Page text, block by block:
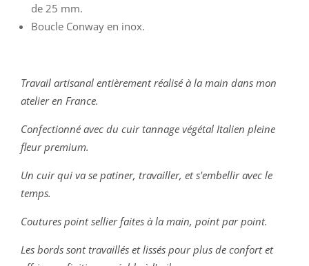
de 25 mm.
Boucle Conway en inox.
Travail artisanal entièrement réalisé à la main dans mon
atelier en France.
Confectionné avec du cuir tannage végétal Italien pleine
fleur premium.
Un cuir qui va se patiner, travailler, et s'embellir avec le
temps.
Coutures point sellier faites à la main, point par point.
Les bords sont travaillés et lissés pour plus de confort et